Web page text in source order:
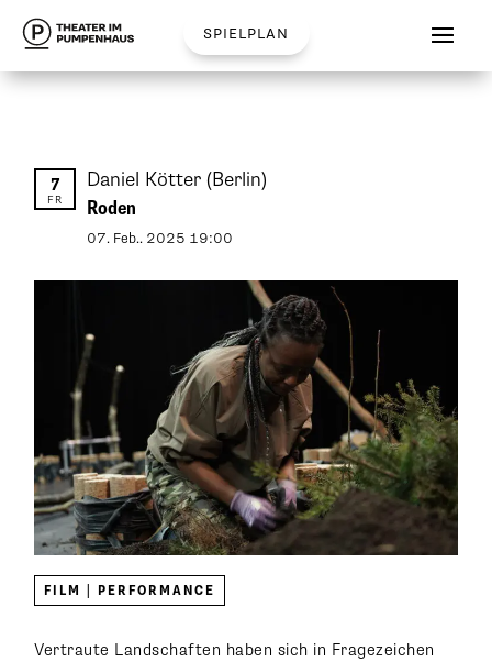
spielplan
7
FR
Daniel Kötter(Berlin)
Roden
07. Feb.. 2025 19:00
FILM | PERFORMANCE
Vertraute Landschaften haben sich in Fragezeichen